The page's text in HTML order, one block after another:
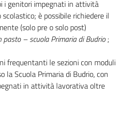
i genitori impegnati in attività
è possibile richiedere il
(solo pre o solo post)
pasto – scuola Primaria di Budrio;
frequentanti le sezioni con moduli
la Scuola Primaria di Budrio, con
in attività lavorativa oltre